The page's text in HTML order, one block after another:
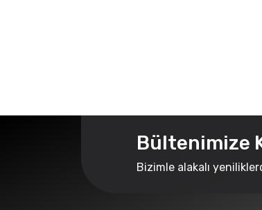
Bültenimize
Bizimle alakalı